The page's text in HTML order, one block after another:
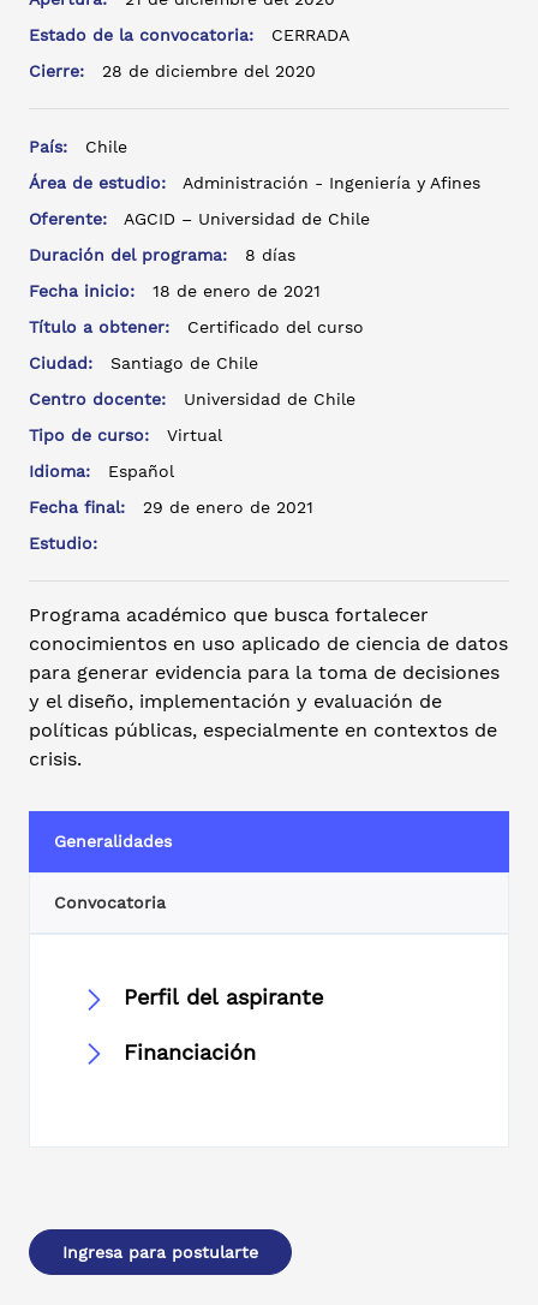
Estado de la convocatoria:
CERRADA
Cierre:
28 de diciembre del 2020
País:
Chile
Área de estudio:
Administración - Ingeniería y Afines
Oferente:
AGCID – Universidad de Chile
Duración del programa:
8 días
Fecha inicio:
18 de enero de 2021
Título a obtener:
Certificado del curso
Ciudad:
Santiago de Chile
Centro docente:
Universidad de Chile
Tipo de curso:
Virtual
Idioma:
Español
Fecha final:
29 de enero de 2021
Estudio:
Programa académico que busca fortalecer
conocimientos en uso aplicado de ciencia de datos
para generar evidencia para la toma de decisiones
y el diseño, implementación y evaluación de
políticas públicas, especialmente en contextos de
crisis.
Generalidades
Perfil del aspirante
Financiación
Convocatoria
Ingresa para postularte